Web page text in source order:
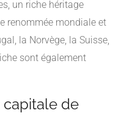
un riche héritage
renommée mondiale et
la Norvège, la Suisse,
sont également
de